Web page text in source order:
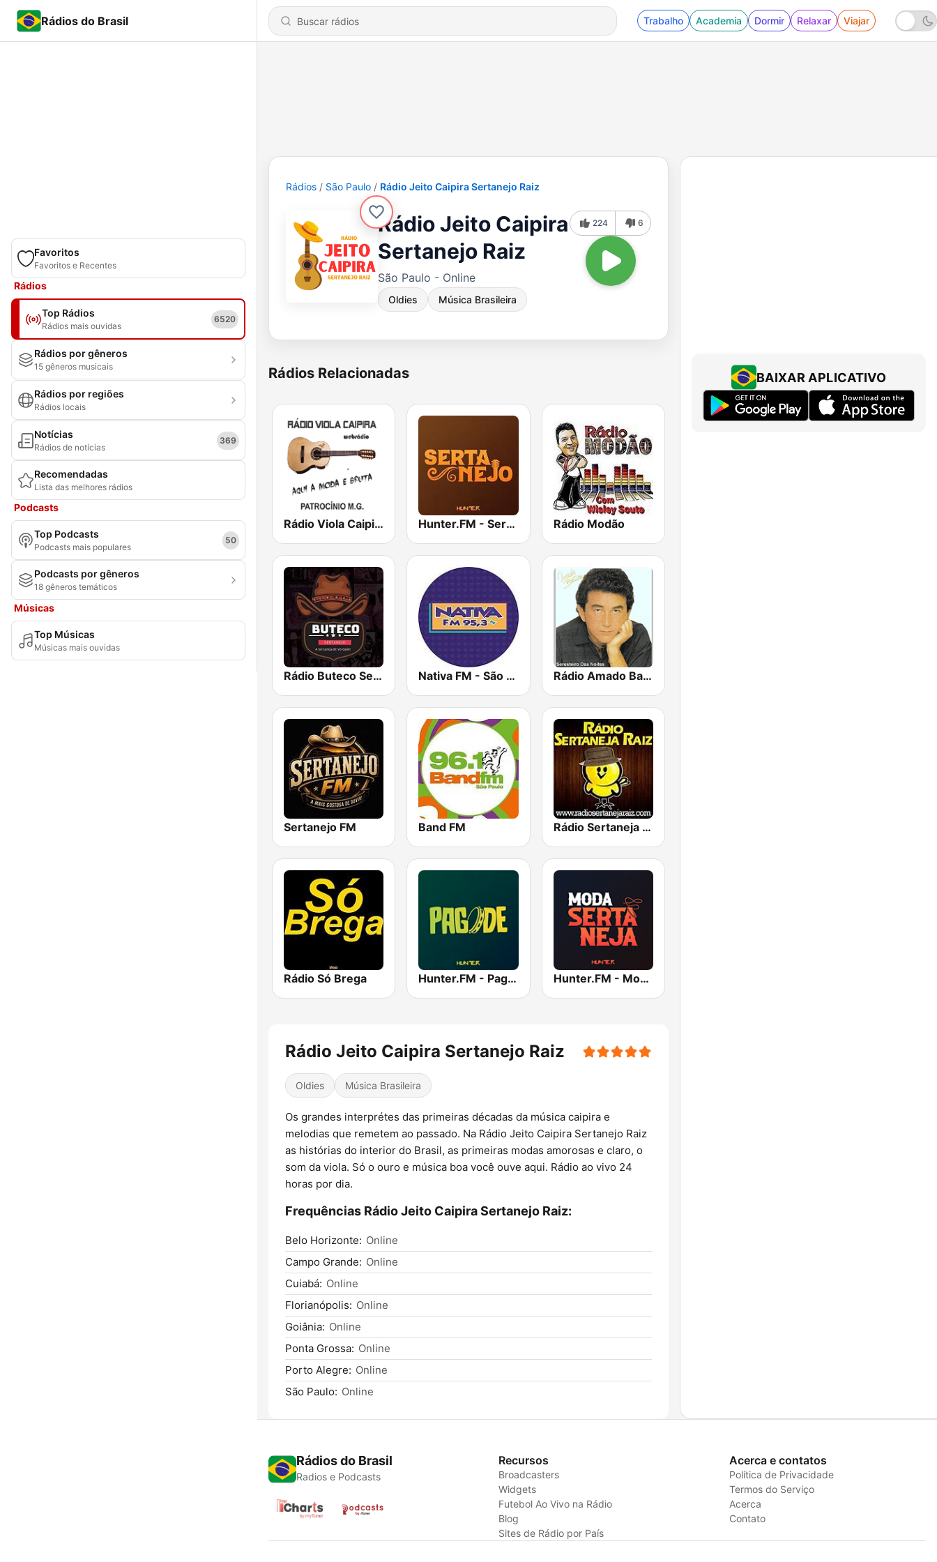
Rádios do Brasil Trabalho Academia Dormir Relaxar Viajar
Favoritos
Favoritos e Recentes
Rádios
Top Rádios
Rádios mais ouvidas
6520
Rádios por gêneros
15 gêneros musicais
Rádios por regiões
Rádios locais
Notícias
Rádios de notícias
369
Recomendadas
Lista das melhores rádios
Podcasts
Top Podcasts
Podcasts mais populares
50
Podcasts por gêneros
18 gêneros temáticos
Músicas
Top Músicas
Músicas mais ouvidas
Rádios São Paulo Rádio Jeito Caipira Sertanejo Raiz
Rádio Jeito Caipira
Sertanejo Raiz
São Paulo - Online
Oldies Música Brasileira
224 6
Rádios Relacionadas
Rádio Viola Caipira Hunter.FM - Sertanejo Rádio Modão
Rádio Buteco Sertanejo Nativa FM - São Paulo Rádio Amado Batista
Sertanejo FM Band FM Rádio Sertaneja Raiz
Rádio Só Brega Hunter.FM - Pagode Hunter.FM - Moda Sertaneja
Rádio Jeito Caipira Sertanejo Raiz
Oldies Música Brasileira
Os grandes interprétes das primeiras décadas da música caipira e
melodias que remetem ao passado. Na Rádio Jeito Caipira Sertanejo Raiz
as histórias do interior do Brasil, as primeiras modas amorosas e claro, o
som da viola. Só o ouro e música boa você ouve aqui. Rádio ao vivo 24
horas por dia.
Frequências Rádio Jeito Caipira Sertanejo Raiz:
Belo Horizonte: Online
Campo Grande: Online
Cuiabá: Online
Florianópolis: Online
Goiânia: Online
Ponta Grossa: Online
Porto Alegre: Online
São Paulo: Online
BAIXAR APLICATIVO
Rádios do Brasil
Radios e Podcasts
Recursos
Broadcasters
Widgets
Futebol Ao Vivo na Rádio
Blog
Sites de Rádio por País
Acerca e contatos
Política de Privacidade
Termos do Serviço
Acerca
Contato